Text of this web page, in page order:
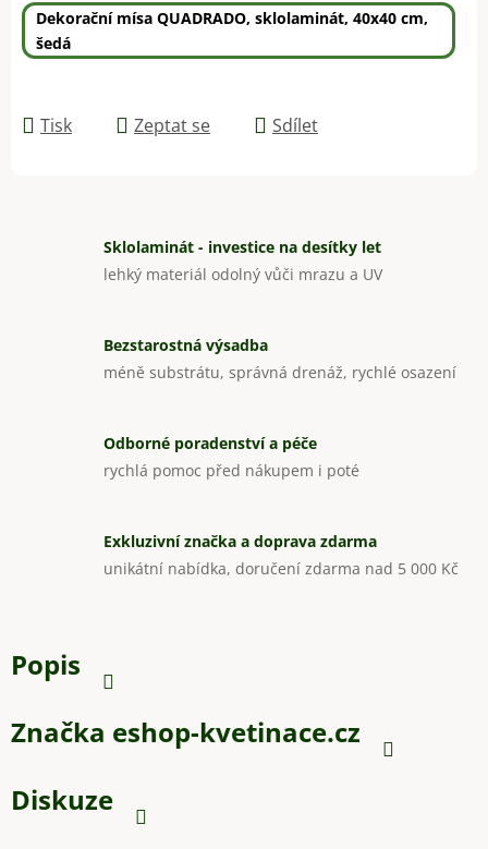
Dekorační mísa QUADRADO, sklolaminát, 40x40 cm,
šedá
Tisk Zeptat se Sdílet
Sklolaminát - investice na desítky let
lehký materiál odolný vůči mrazu a UV
Bezstarostná výsadba
méně substrátu, správná drenáž, rychlé osazení
Odborné poradenství a péče
rychlá pomoc před nákupem i poté
Exkluzivní značka a doprava zdarma
unikátní nabídka, doručení zdarma nad 5 000 Kč
Popis
Značka eshop-kvetinace.cz
Diskuze